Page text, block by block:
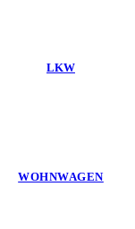
LKW
WOHNWAGEN